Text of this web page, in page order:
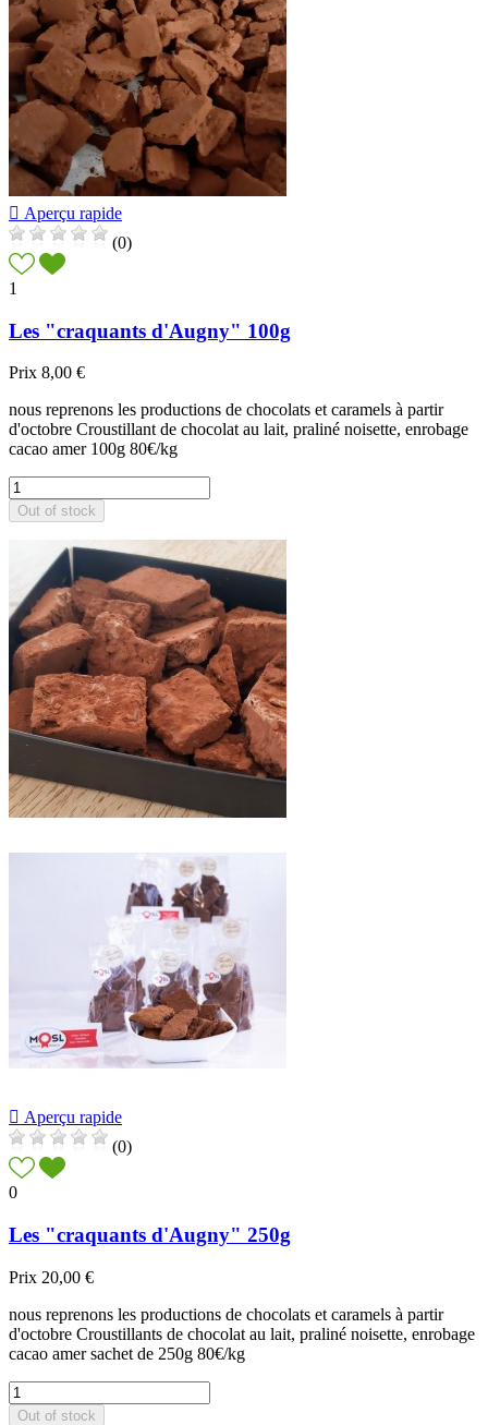
 Aperçu rapide
(0)
1
Les "craquants d'Augny" 100g
Prix 8,00 €
nous reprenons les productions de chocolats et caramels à partir
d'octobre Croustillant de chocolat au lait, praliné noisette, enrobage
cacao amer 100g 80€/kg
Out of stock
 Aperçu rapide
(0)
0
Les "craquants d'Augny" 250g
Prix 20,00 €
nous reprenons les productions de chocolats et caramels à partir
d'octobre Croustillants de chocolat au lait, praliné noisette, enrobage
cacao amer sachet de 250g 80€/kg
Out of stock